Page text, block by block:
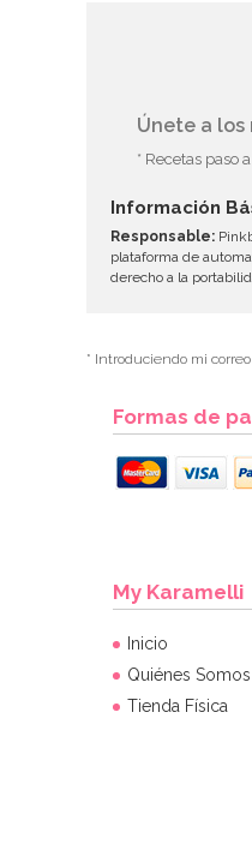
Únete a los
* Recetas paso
Información
Responsable:
plataforma de
derecho a la
* Introduciendo mi
Formas de
My Karamelli
Inicio
Quiénes Somos
Tienda Física